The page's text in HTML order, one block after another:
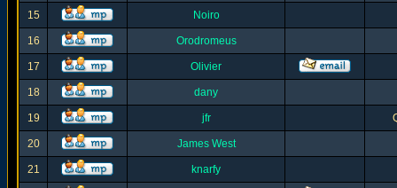
15 Noiro
16 Orodromeus
17 Olivier
18 dany
19 jfr
20 James West
21 knarfy